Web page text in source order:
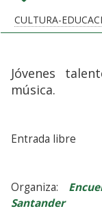
CULTURA-
Jóvenes
música.
Entrada libre
Organiza:
Santander